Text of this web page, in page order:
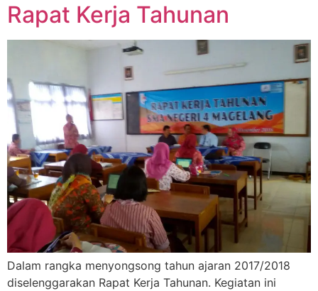
Rapat Kerja Tahunan
Dalam rangka menyongsong tahun ajaran 2017/2018
diselenggarakan Rapat Kerja Tahunan. Kegiatan ini